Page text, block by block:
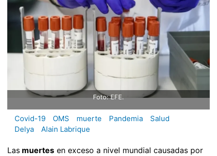
Foto: EFE.
Covid-19 OMS muerte Pandemia
Salud
Delya
Alain Labrique
Las muertes en exceso a nivel mundial causadas por